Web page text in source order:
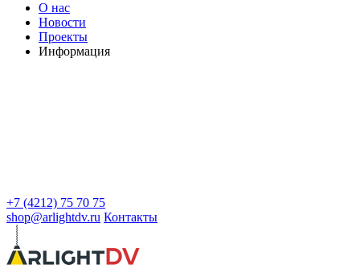
О нас
Новости
Проекты
Информация
+7 (4212) 75 70 75
shop@arlightdv.ru Контакты